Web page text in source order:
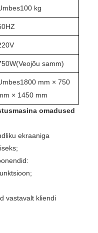
100 kg
0W(Veojõu samm)
1800 mm × 750
× 1450 mm
omadused
ekraaniga
vastavalt kliendi